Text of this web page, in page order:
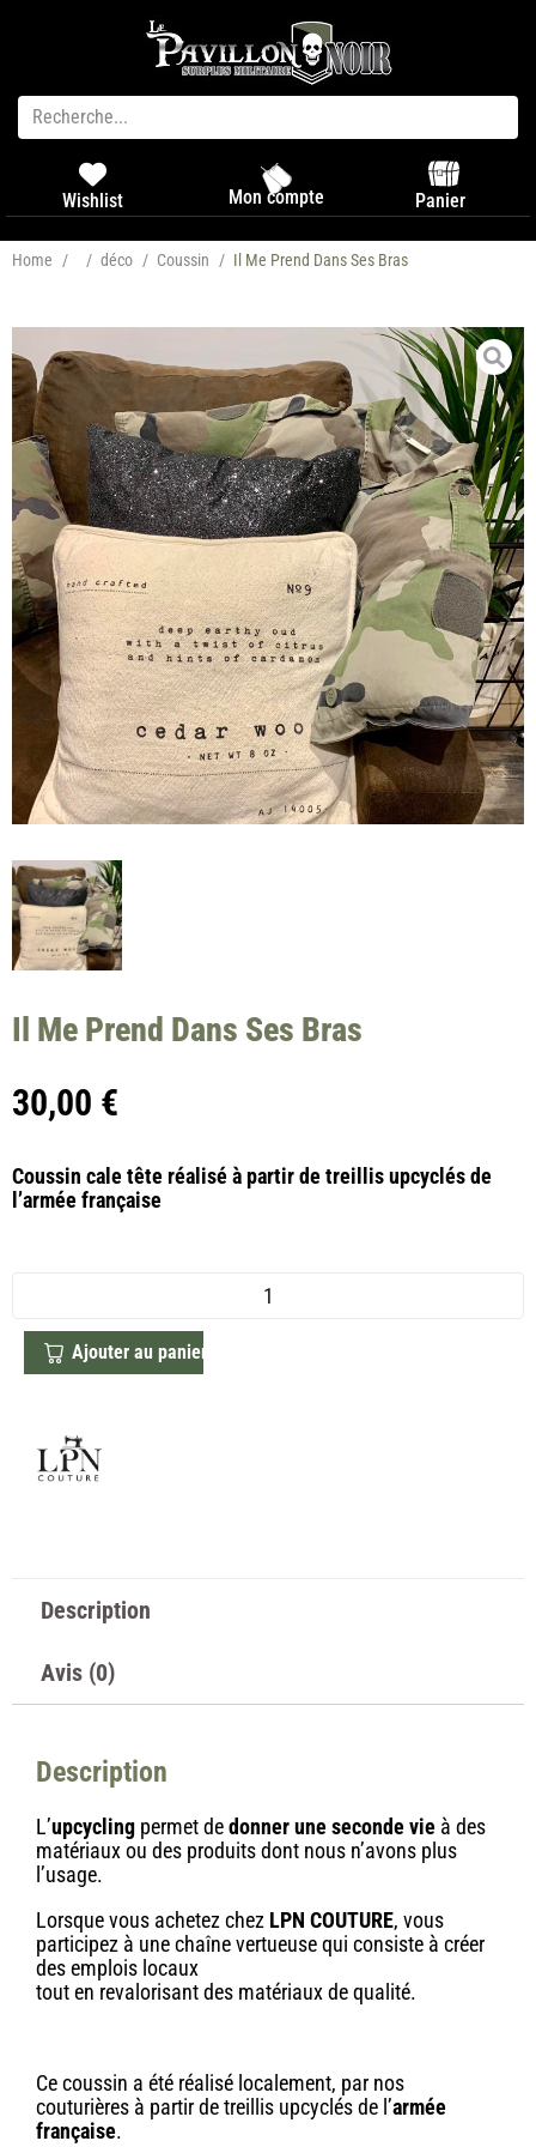
Wishlist Mon compte Panier
Home / / déco / Coussin / Il Me Prend Dans Ses Bras
Il Me Prend Dans Ses Bras
30,00 €
Coussin cale tête réalisé à partir de treillis upcyclés de
l’armée française
Ajouter au panier
Description
Avis (0)
Description
L’upcycling permet dedonner une seconde vie à des
matériaux ou des produits dont nous n’avons plus
l’usage.
Lorsque vous achetez chez LPN COUTURE, vous
participez à une chaîne vertueuse qui consiste à créer
des emplois locaux
tout en revalorisant des matériaux de qualité.
Ce coussin a été réalisé localement, par nos
couturières à partir de treillis upcyclés de l’armée
française.